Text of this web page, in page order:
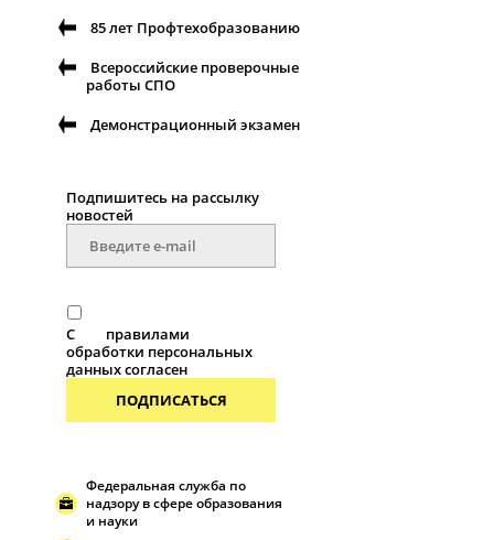
85 лет Профтехобразованию
Всероссийские проверочные
работы СПО
Демонстрационный экзамен
Подпишитесь на рассылку
новостей
С
правилами
обработки персональных
данных согласен
ПОДПИСАТЬСЯ
Федеральная служба по
надзору в сфере образования
и науки